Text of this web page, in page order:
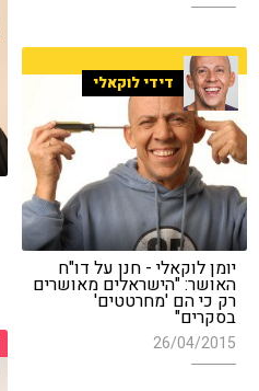
דידי לוקאלי
יומן לוקאלי - חנן על דו"ח
האושר: "הישראלים מאושרים
רק כי הם 'מחרטטים'
בסקרים"
26/04/2015